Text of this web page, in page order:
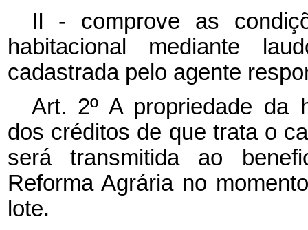
II - comprove as
habitacional mediante
cadastrada pelo agente
Art. 2º A propriedade da
dos créditos de que trata o
será transmitida ao
Reforma Agrária no
lote.